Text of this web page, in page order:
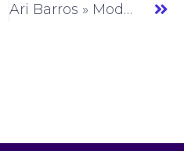
Ari Barros » Moda Feminina » SP » (#AM649)